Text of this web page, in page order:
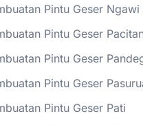
Pintu Geser Ngawi
Pintu Geser
Pintu Geser
Pintu Geser
Pintu Geser Pati